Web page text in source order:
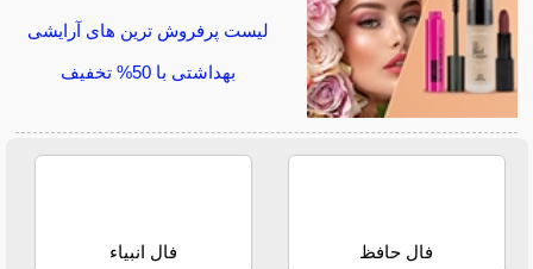
لیست پرفروش ترین های آرایشی
بهداشتی با 50% تخفیف
فال حافظ فال انبیاء